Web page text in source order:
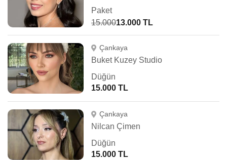
Paket
15.00013.000 TL
Çankaya
Buket Kuzey Studio
Düğün
15.000 TL
Çankaya
Nilcan Çimen
Düğün
15.000 TL